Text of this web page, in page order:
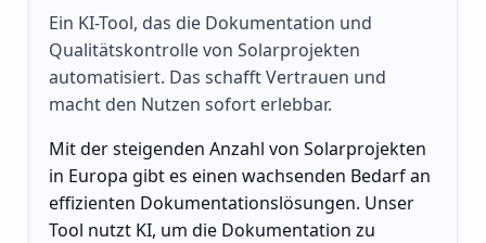
Ein KI-Tool, das die Dokumentation und
Qualitätskontrolle von Solarprojekten
automatisiert. Das schafft Vertrauen und
macht den Nutzen sofort erlebbar.
Mit der steigenden Anzahl von Solarprojekten
in Europa gibt es einen wachsenden Bedarf an
effizienten Dokumentationslösungen. Unser
Tool nutzt KI, um die Dokumentation zu